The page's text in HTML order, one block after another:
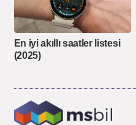
En iyi akıllı saatler listesi
(2025)